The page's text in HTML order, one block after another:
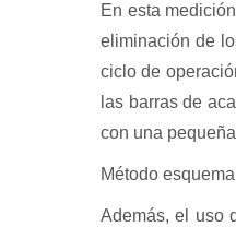
En esta
eliminación de
ciclo de
las barras de
con una
Método
Además, el uso